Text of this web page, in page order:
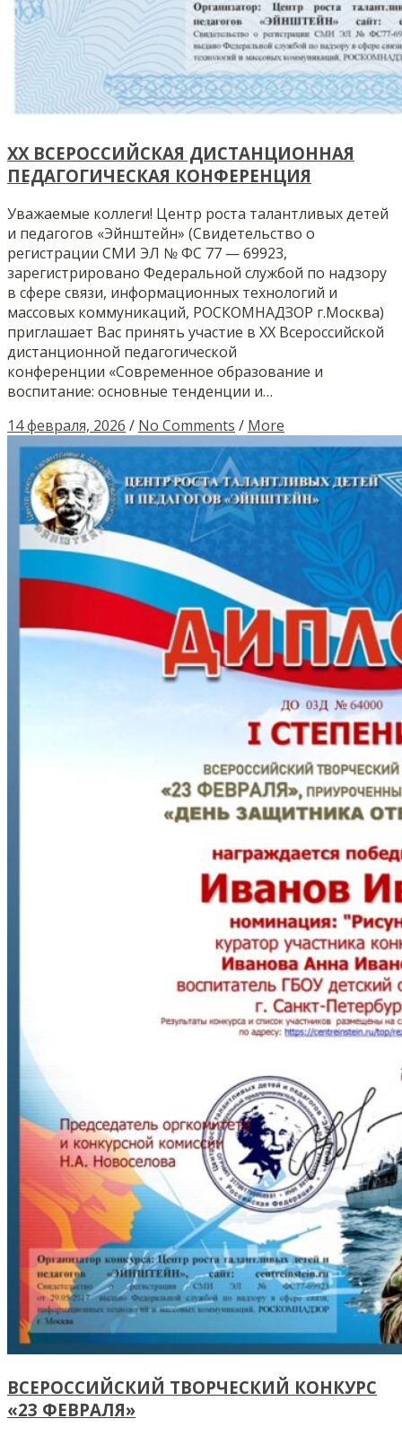
XX ВСЕРОССИЙСКАЯ ДИСТАНЦИОННАЯ
ПЕДАГОГИЧЕСКАЯ КОНФЕРЕНЦИЯ
Уважаемые коллеги! Центр роста талантливых детей
и педагогов «Эйнштейн» (Свидетельство о
регистрации СМИ ЭЛ № ФС 77 — 69923,
зарегистрировано Федеральной службой по надзору
в сфере связи, информационных технологий и
массовых коммуникаций, РОСКОМНАДЗОР г.Москва)
приглашает Вас принять участие в XX Всероссийской
дистанционной педагогической
конференции «Современное образование и
воспитание: основные тенденции и…
14 февраля, 2026 / No Comments / More
ВСЕРОССИЙСКИЙ ТВОРЧЕСКИЙ КОНКУРС
«23 ФЕВРАЛЯ»